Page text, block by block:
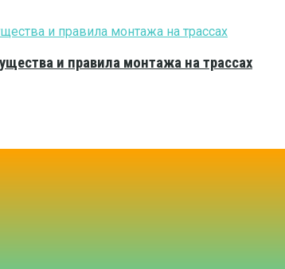
и правила монтажа на трассах